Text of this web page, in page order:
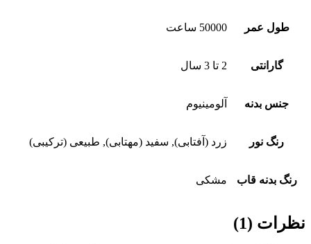
طول عمر 50000 ساعت
گارانتی 2 تا 3 سال
جنس بدنه آلومینیوم
رنگ نور زرد (آفتابی), سفید (مهتابی), طبیعی (ترکیبی)
رنگ بدنه قاب مشکی
نظرات (1)